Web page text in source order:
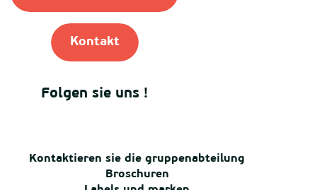
Kontakt
Folgen sie uns !
Kontaktieren sie die gruppenabteilung
Broschuren